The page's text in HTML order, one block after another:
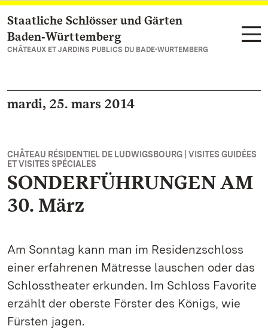
Vers la page d’accueil
Staatliche Schlösser und Gärten
Baden‑Württemberg
CHÂTEAUX ET JARDINS PUBLICS DU BADE-WURTEMBERG
mardi, 25. mars 2014
CHÂTEAU RÉSIDENTIEL DE LUDWIGSBOURG | VISITES GUIDÉES
ET VISITES SPÉCIALES
SONDERFÜHRUNGEN AM
30. März
Am Sonntag kann man im Residenzschloss
einer erfahrenen Mätresse lauschen oder das
Schlosstheater erkunden. Im Schloss Favorite
erzählt der oberste Förster des Königs, wie
Fürsten jagen.